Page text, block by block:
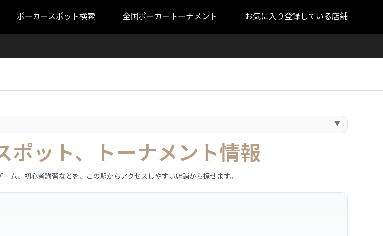
ポーカースポット検索 全国ポーカートーナメント お気に入り登録している店舗
▼
ポット、トーナメント情報
ム、初心者講習などを、この駅からアクセスしやすい店舗から探せます。